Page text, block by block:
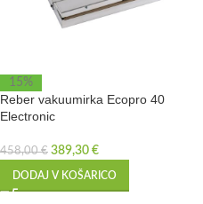
15%
Reber vakuumirka Ecopro 40
Electronic
458,00€ 389,30 €
DODAJ V KOŠARICO